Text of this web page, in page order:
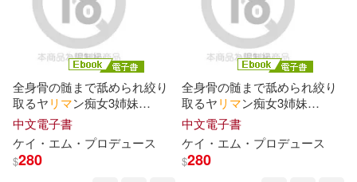
秋吉花音(4)
羽生ありさ(4)
速美もな(4) 逢見リカ(4)
fu-ta(3)
新紀元社(2)
親子天下(2) CS.FRONT(1)
Cygames(1)
全身骨の髄まで舐められ絞り
取るヤリ マン痴女3姉妹
Episode.03 (電子書)
中文電子書
ケイ ・エム・プロデュ ース
$280
全身骨の髄まで舐められ絞り
取るヤリ マン痴女3姉妹
Episode.01 (電子書)
中文電子書
ケイ ・エム・プロデュ ース
$280